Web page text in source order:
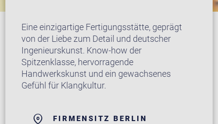
Eine einzigartige Fertigungsstätte, geprägt
von der Liebe zum Detail und deutscher
Ingenieurskunst. Know-how der
Spitzenklasse, hervorragende
Handwerkskunst und ein gewachsenes
Gefühl für Klangkultur.
FIRMENSITZ BERLIN